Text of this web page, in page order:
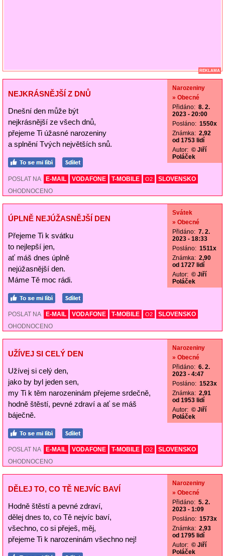
REKLAMA
NEJKRÁSNĚJŠÍ Z DNŮ
Dnešní den může být
nejkrásnější ze všech dnů,
přejeme Ti úžasné narozeniny
a splnění Tvých největších snů.
Narozeniny
» Obecné
Přidáno: 8. 2.
2023 - 20:00
Posláno: 1550x
Známka: 2,92
od 1753 lidí
Autor: © Jiří
Poláček
POSLAT NA E-MAIL VODAFONE T-MOBILE O2
SLOVENSKO
OHODNOCENO
ÚPLNĚ NEJÚŽASNĚJŠÍ DEN
Přejeme Ti k svátku
to nejlepší jen,
ať máš dnes úplně
nejúžasnější den.
Máme Tě moc rádi.
Svátek
» Obecné
Přidáno: 7. 2.
2023 - 18:33
Posláno: 1511x
Známka: 2,90
od 1727 lidí
Autor: © Jiří
Poláček
POSLAT NA E-MAIL VODAFONE T-MOBILE O2
SLOVENSKO
OHODNOCENO
UŽÍVEJ SI CELÝ DEN
Užívej si celý den,
jako by byl jeden sen,
my Ti k těm narozeninám přejeme srdečně,
hodně štěstí, pevné zdraví a ať se máš
báječně.
Narozeniny
» Obecné
Přidáno: 6. 2.
2023 - 4:47
Posláno: 1523x
Známka: 2,91
od 1953 lidí
Autor: © Jiří
Poláček
POSLAT NA E-MAIL VODAFONE T-MOBILE O2
SLOVENSKO
OHODNOCENO
DĚLEJ TO, CO TĚ NEJVÍC BAVÍ
Hodně štěstí a pevné zdraví,
dělej dnes to, co Tě nejvíc baví,
všechno, co si přeješ, měj,
přejeme Ti k narozeninám všechno nej!
Narozeniny
» Obecné
Přidáno: 5. 2.
2023 - 1:09
Posláno: 1573x
Známka: 2,93
od 1795 lidí
Autor: © Jiří
Poláček